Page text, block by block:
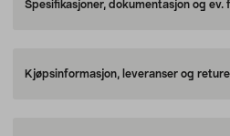
Spesifikasjoner, dokumentasjon og ev.
Kjøpsinformasjon, leveranser og